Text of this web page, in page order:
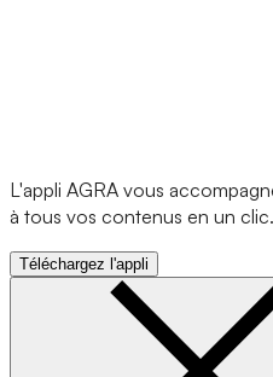
L'appli AGRA vous
à tous vos contenus en un clic.
Téléchargez l'appli